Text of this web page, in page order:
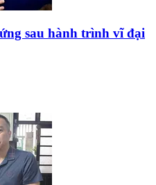
sau hành trình vĩ đại